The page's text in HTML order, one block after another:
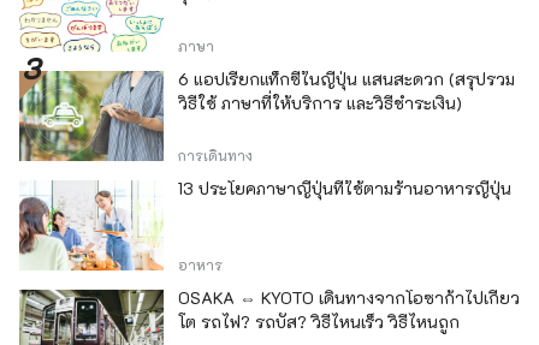
ภาษา
6 แอปเรียกแท็กซี่ในญี่ปุ่น แสนสะดวก (สรุปรวม
วิธีใช้ ภาษาที่ให้บริการ และวิธีชำระเงิน)
การเดินทาง
13 ประโยคภาษาญี่ปุ่นที่ใช้ตามร้านอาหารญี่ปุ่น
อาหาร
OSAKA ⇔ KYOTO เดินทางจากโอซาก้าไปเกียว
โต รถไฟ? รถบัส? วิธีไหนเร็ว วิธีไหนถูก